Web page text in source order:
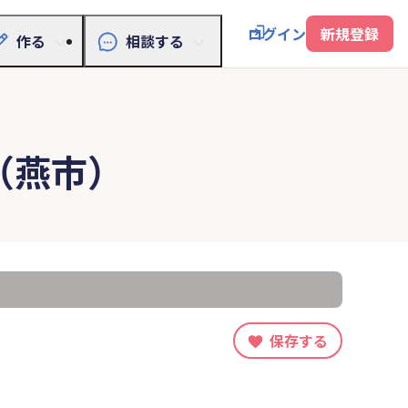
作る 相談する ログイン 新規登録
市）
保存する